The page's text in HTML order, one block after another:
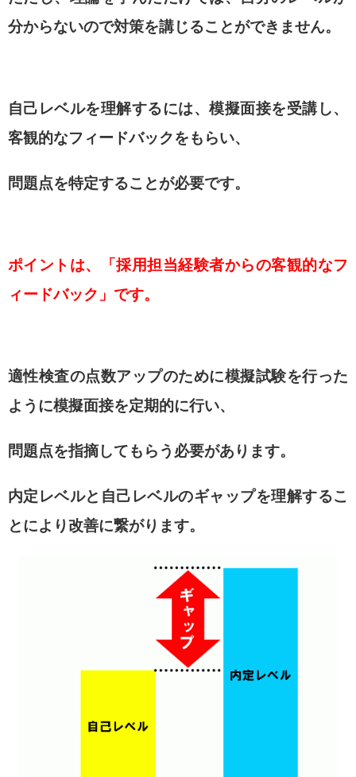
分からないので対策を講じることができません。
自己レベルを理解するには、模擬面接を受講し、
客観的なフィードバックをもらい、
問題点を特定することが必要です。
ポイントは、「採用担当経験者からの客観的なフ
ィードバック」です。
適性検査の点数アップのために模擬試験を行った
ように模擬面接を定期的に行い、
問題点を指摘してもらう必要があります。
内定レベルと自己レベルのギャップを理解するこ
とにより改善に繋がります。